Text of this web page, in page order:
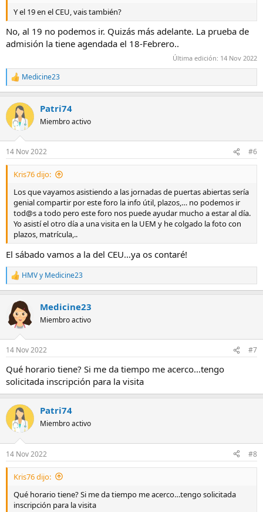
Y el 19 en el CEU, vais también?
No, al 19 no podemos ir. Quizás más adelante. La prueba de
admisión la tiene agendada el 18-Febrero..
Última edición: 14 Nov 2022
R
e
c
c
i
e
s
Medicine23
Patri74
Miembro activo
14 Nov 2022 #6
Kris76 dijo:
Los que vayamos asistiendo a las jornadas de puertas abiertas sería
genial compartir por este foro la info útil, plazos,… no podemos ir
tod@s a todo pero este foro nos puede ayudar mucho a estar al día.
Yo asistí el otro día a una visita en la UEM y he colgado la foto con
plazos, matrícula,..
El sábado vamos a la del CEU…ya os contaré!
R
e
c
c
i
e
:
HMVy Medicine23
Medicine23
Miembro activo
14 Nov 2022 #7
Qué horario tiene? Si me da tiempo me acerco…tengo
solicitada inscripción para la visita
Patri74
Miembro activo
14 Nov 2022 #8
Kris76 dijo:
Qué horario tiene? Si me da tiempo me acerco…tengo solicitada
inscripción para la visita